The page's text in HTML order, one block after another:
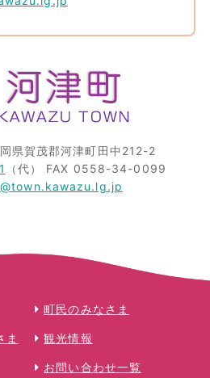
県賀茂郡河津町田中212-2
（代） FAX 0558-34-0099
町民のみなさま
ま 観光情報
お問い合わせ一覧